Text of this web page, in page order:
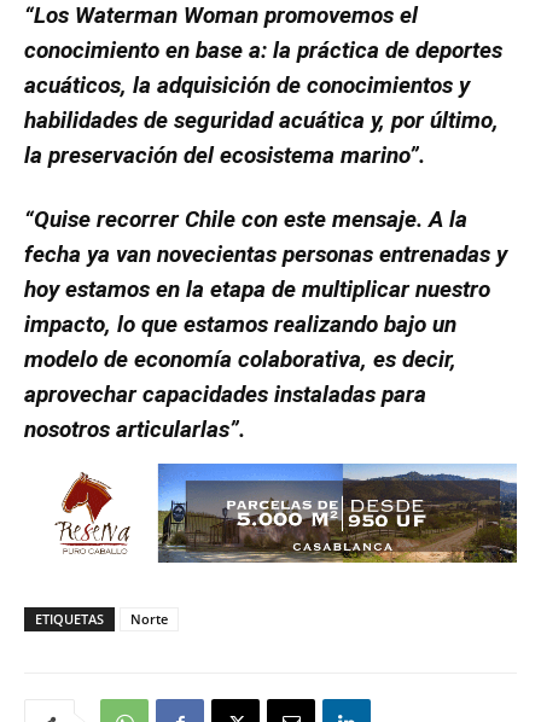
“Los Waterman Woman promovemos el
conocimiento en base a: la práctica de deportes
acuáticos, la adquisición de conocimientos y
habilidades de seguridad acuática y, por último,
la preservación del ecosistema marino”.
“Quise recorrer Chile con este mensaje. A la
fecha ya van novecientas personas entrenadas y
hoy estamos en la etapa de multiplicar nuestro
impacto, lo que estamos realizando bajo un
modelo de economía colaborativa, es decir,
aprovechar capacidades instaladas para
nosotros articularlas”.
ETIQUETAS Norte